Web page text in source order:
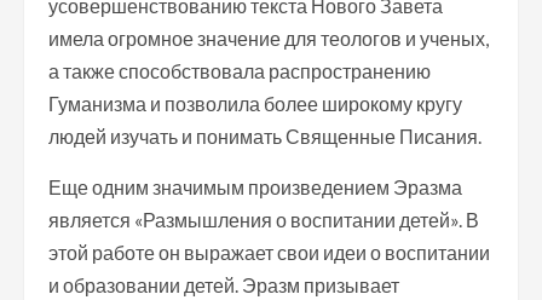
усовершенствованию текста Нового Завета
имела огромное значение для теологов и ученых,
а также способствовала распространению
Гуманизма и позволила более широкому кругу
людей изучать и понимать Священные Писания.
Еще одним значимым произведением Эразма
является «Размышления о воспитании детей». В
этой работе он выражает свои идеи о воспитании
и образовании детей. Эразм призывает